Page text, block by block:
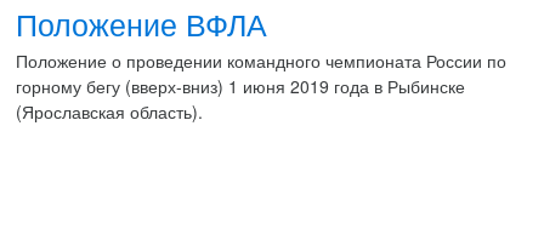
Положение ВФЛА
Положение о проведении командного чемпионата России по
горному бегу (вверх-вниз) 1 июня 2019 года в Рыбинске
(Ярославская область).